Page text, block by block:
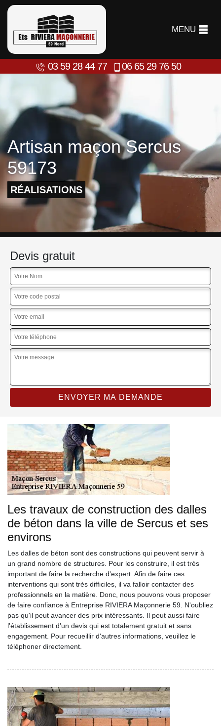
MENU
03 59 28 44 77 06 65 29 76 50
Artisan maçon Sercus
59173
RÉALISATIONS
Devis gratuit
Les travaux de construction des dalles
de béton dans la ville de Sercus et ses
environs
Les dalles de béton sont des constructions qui peuvent servir à
un grand nombre de structures. Pour les construire, il est très
important de faire la recherche d'expert. Afin de faire ces
interventions qui sont très difficiles, il va falloir contacter des
professionnels en la matière. Donc, nous pouvons vous proposer
de faire confiance à Entreprise RIVIERA Maçonnerie 59. N'oubliez
pas qu'il peut avancer des prix intéressants. Il peut aussi faire
l'établissement d'un devis qui est totalement gratuit et sans
engagement. Pour recueillir d'autres informations, veuillez le
téléphoner directement.